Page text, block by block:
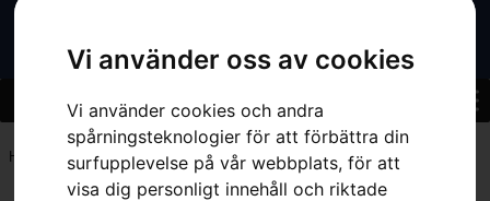
Vi använder oss av cookies
Vi använder cookies och andra
spårningsteknologier för att förbättra din
surfupplevelse på vår webbplats, för att
visa dig personligt innehåll och riktade
Hem 1 liter